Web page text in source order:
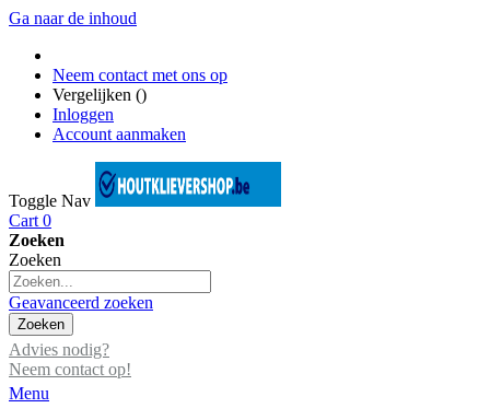
Ga naar de inhoud
Neem contact met ons op
Vergelijken ()
Inloggen
Account aanmaken
Toggle Nav
Cart 0
Zoeken
Zoeken
Geavanceerd zoeken
Zoeken
Advies nodig?
Neem contact op!
Menu